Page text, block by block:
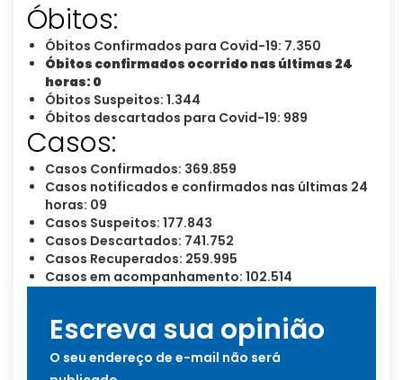
Óbitos:
Óbitos Confirmados para Covid-19: 7.350
Óbitos confirmados ocorrido nas últimas 24
horas: 0
Óbitos Suspeitos: 1.344
Óbitos descartados para Covid-19: 989
Casos:
Casos Confirmados: 369.859
Casos notificados e confirmados nas últimas 24
horas: 09
Casos Suspeitos: 177.843
Casos Descartados: 741.752
Casos Recuperados: 259.995
Casos em acompanhamento: 102.514
Escreva sua opinião
O seu endereço de e-mail não será